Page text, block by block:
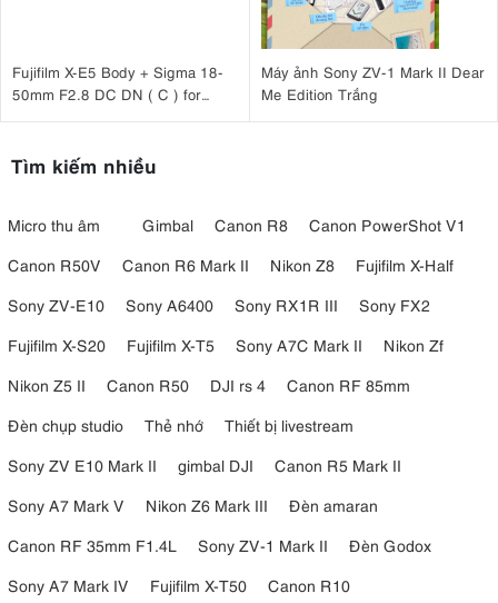
Fujifilm X-E5 Body + Sigma 18-
50mm F2.8 DC DN ( C ) for
Máy ảnh Sony ZV-1 Mark II Dear
Me Edition Trắng
Tìm kiếm nhiều
Micro thu âm Gimbal Canon R8
Canon PowerShot V1
Canon R50V
Canon R6 Mark II Nikon Z8
Fujifilm X-Half
Sony ZV-E10
Sony A6400 Sony RX1R III
Sony FX2
Fujifilm X-S20
Fujifilm X-T5 Sony A7C Mark II
Nikon Zf
Nikon Z5 II
Canon R50 DJI rs 4
Canon RF 85mm
Đèn chụp studio
Thẻ nhớ
Thiết bị livestream
Sony ZV E10 Mark II
gimbal DJI
Canon R5 Mark II
Sony A7 Mark V
Nikon Z6 Mark III
Đèn amaran
Canon RF 35mm F1.4L
Sony ZV-1 Mark II
Đèn Godox
Sony A7 Mark IV
Fujifilm X-T50
Canon R10